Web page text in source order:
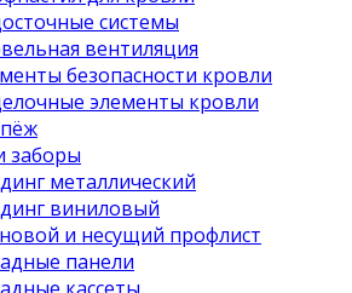
системы
вентиляция
безопасности кровли
элементы кровли
заборы
металлический
виниловый
и несущий профлист
панели